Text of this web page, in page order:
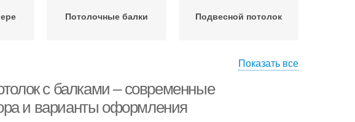
Потолочные балки Подвесной потолок
гипсокартона
Одноуровневые
Показать все
с балками – современные
и варианты оформления